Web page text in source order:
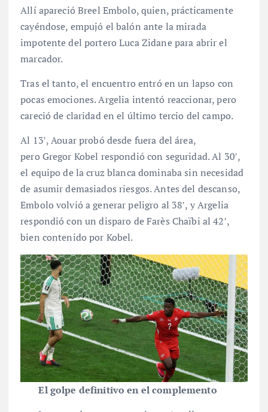
Allí apareció Breel Embolo, quien, prácticamente
cayéndose, empujó el balón ante la mirada
impotente del portero Luca Zidane para abrir el
marcador.
Tras el tanto, el encuentro entró en un lapso con
pocas emociones. Argelia intentó reaccionar, pero
careció de claridad en el último tercio del campo.
Al 13′, Aouar probó desde fuera del área,
pero Gregor Kobel respondió con seguridad. Al 30′,
el equipo de la cruz blanca dominaba sin necesidad
de asumir demasiados riesgos. Antes del descanso,
Embolo volvió a generar peligro al 38′, y Argelia
respondió con un disparo de Farès Chaïbi al 42′,
bien contenido por Kobel.
El golpe definitivo en el complemento